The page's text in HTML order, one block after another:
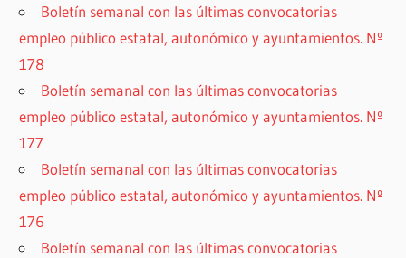
Boletín semanal con las últimas convocatorias
empleo público estatal, autonómico y ayuntamientos. Nº
178
Boletín semanal con las últimas convocatorias
empleo público estatal, autonómico y ayuntamientos. Nº
177
Boletín semanal con las últimas convocatorias
empleo público estatal, autonómico y ayuntamientos. Nº
176
Boletín semanal con las últimas convocatorias